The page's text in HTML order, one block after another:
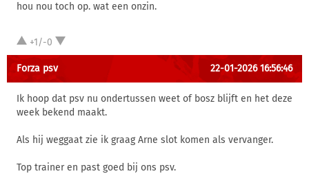
hou nou toch op. wat een onzin.
+1/-0
Forza psv 22-01-2026 16:56:46
Ik hoop dat psv nu ondertussen weet of bosz blijft en het deze
week bekend maakt.
Als hij weggaat zie ik graag Arne slot komen als vervanger.
Top trainer en past goed bij ons psv.